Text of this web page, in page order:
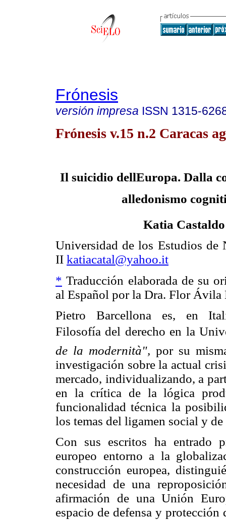
Frónesis
versión impresa ISSN 1315-
Frónesis v.15 n.2 Caracas
Il suicidio dellEuropa. Dalla
alledonismo
Katia Castaldo
Universidad de los Estudios de
II katiacatal@yahoo.it
* Traducción elaborada de su
al Español por la Dra. Flor Ávila
Pietro Barcellona es, en
Filosofía del derecho en la
de la modernità", por su
investigación sobre la actual
mercado, individualizando, a
en la crítica de la lógica
funcionalidad técnica la
los temas del ligamen social y
Con sus escritos ha entrado
europeo entorno a la
construcción europea,
necesidad de una
afirmación de una Unión
espacio de defensa y